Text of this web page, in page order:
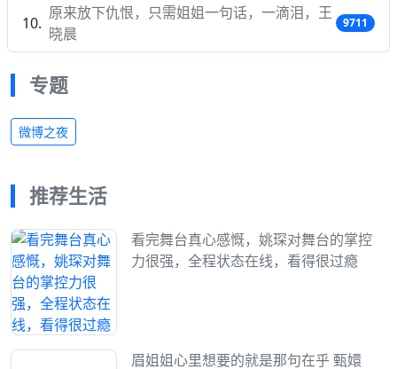
原来放下仇恨，只需姐姐一句话，一滴泪，王
晓晨
9711
专题
微博之夜
推荐生活
看完舞台真心感慨，姚琛对舞台的掌控
力很强，全程状态在线，看得很过瘾
眉姐姐心里想要的就是那句在乎 甄嬛